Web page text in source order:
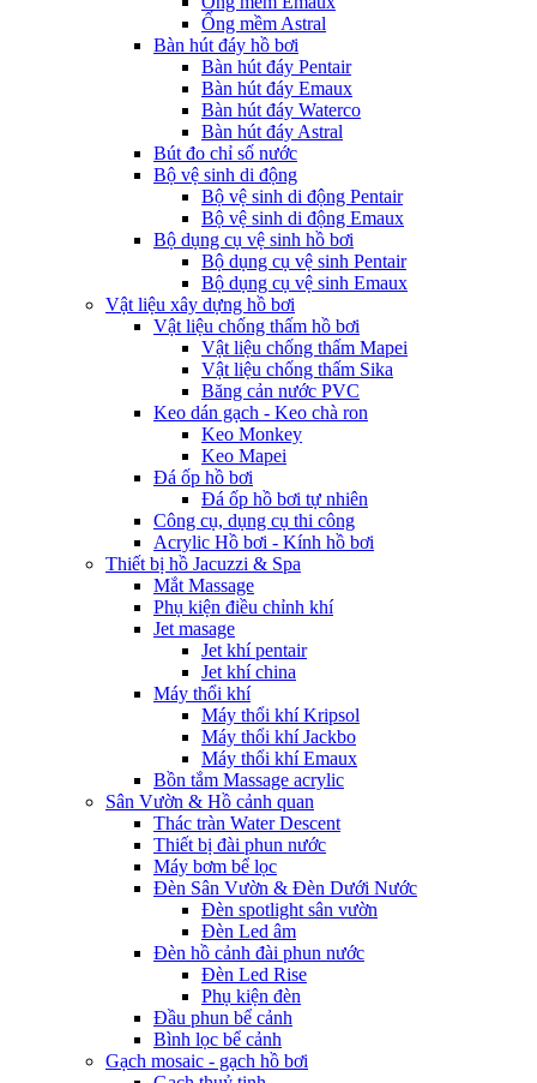
Ống mềm Astral
Bàn hút đáy hồ bơi
Bàn hút đáy Pentair
Bàn hút đáy Emaux
Bàn hút đáy Waterco
Bàn hút đáy Astral
Bút đo chỉ số nước
Bộ vệ sinh di động
Bộ vệ sinh di động Pentair
Bộ vệ sinh di động Emaux
Bộ dụng cụ vệ sinh hồ bơi
Bộ dụng cụ vệ sinh Pentair
Bộ dụng cụ vệ sinh Emaux
Vật liệu xây dựng hồ bơi
Vật liệu chống thấm hồ bơi
Vật liệu chống thấm Mapei
Vật liệu chống thấm Sika
Băng cản nước PVC
Keo dán gạch - Keo chà ron
Keo Monkey
Keo Mapei
Đá ốp hồ bơi
Đá ốp hồ bơi tự nhiên
Công cụ, dụng cụ thi công
Acrylic Hồ bơi - Kính hồ bơi
Thiết bị hồ Jacuzzi & Spa
Mắt Massage
Phụ kiện điều chỉnh khí
Jet masage
Jet khí pentair
Jet khí china
Máy thổi khí
Máy thổi khí Kripsol
Máy thổi khí Jackbo
Máy thổi khí Emaux
Bồn tắm Massage acrylic
Sân Vườn & Hồ cảnh quan
Thác tràn Water Descent
Thiết bị đài phun nước
Máy bơm bể lọc
Đèn Sân Vườn & Đèn Dưới Nước
Đèn spotlight sân vườn
Đèn Led âm
Đèn hồ cảnh đài phun nước
Đèn Led Rise
Phụ kiện đèn
Đầu phun bể cảnh
Bình lọc bể cảnh
Gạch mosaic - gạch hồ bơi